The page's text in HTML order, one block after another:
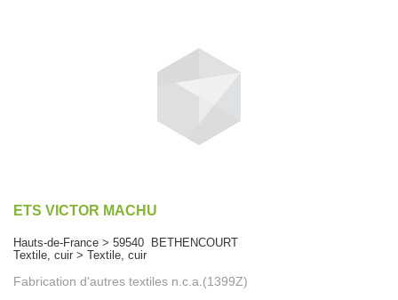
ETS VICTOR MACHU
Hauts-de-France > 59540 BETHENCOURT
Textile, cuir > Textile, cuir
Fabrication d'autres textiles n.c.a.(1399Z)